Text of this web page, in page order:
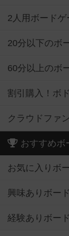
2人用ボード
20分以下のボ
60分以上のボ
割引購入！ボ
クラウドファ
おすすめボ
お気に入りボ
興味ありボー
経験ありボー